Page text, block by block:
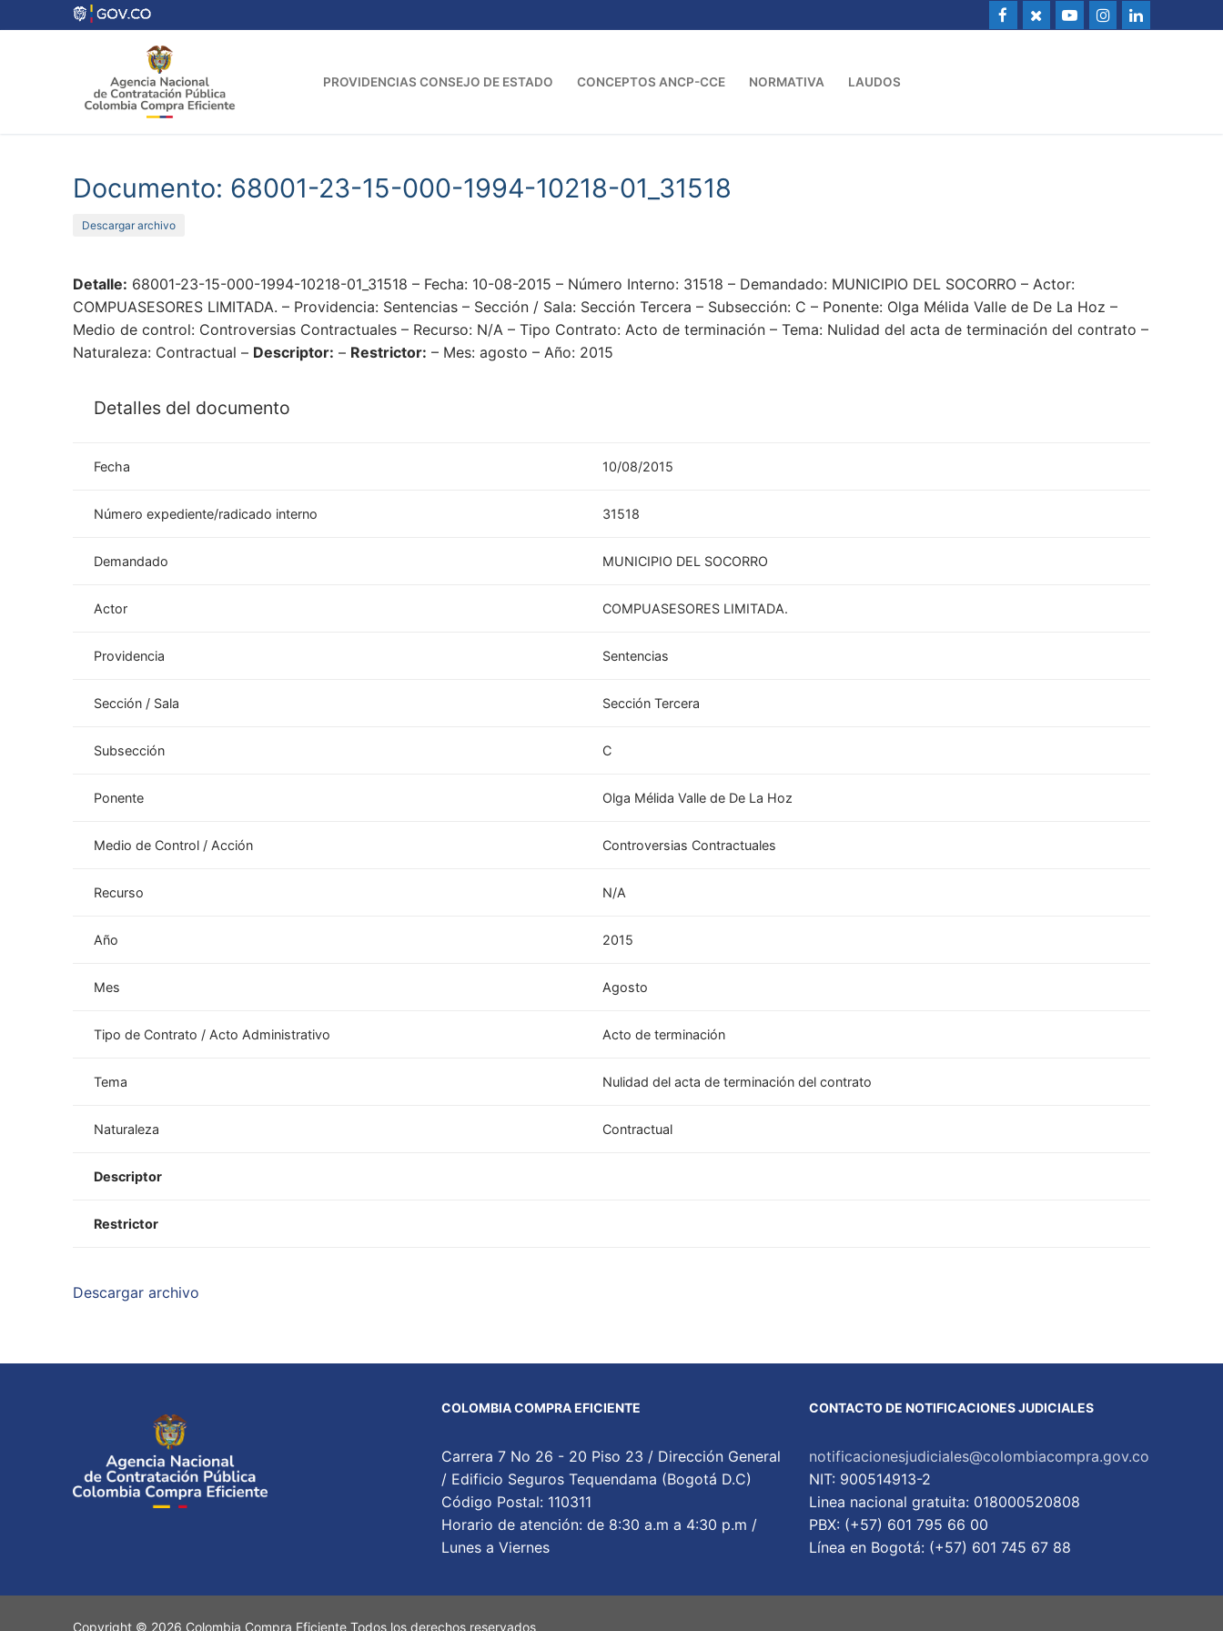
al
PROVIDENCIAS CONSEJO DE ESTADO CONCEPTOS ANCP-CCE NORMATIVA LAUDOS
Documento: 68001-23-15-000-1994-10218-01_31518
Descargar archivo
Detalle: 68001-23-15-000-1994-10218-01_31518 – Fecha: 10-08-2015 – Número Interno: 31518 – Demandado: MUNICIPIO DEL SOCORRO – Actor:
COMPUASESORES LIMITADA. – Providencia: Sentencias – Sección / Sala: Sección Tercera – Subsección: C – Ponente: Olga Mélida Valle de De La Hoz –
Medio de control: Controversias Contractuales – Recurso: N/A – Tipo Contrato: Acto de terminación – Tema: Nulidad del acta de terminación del contrato –
Naturaleza: Contractual – Descriptor: – Restrictor: – Mes: agosto – Año: 2015
Detalles del documento
Fecha 10/08/2015
Número expediente/radicado interno 31518
Demandado MUNICIPIO DEL SOCORRO
Actor COMPUASESORES LIMITADA.
Providencia Sentencias
Sección / Sala Sección Tercera
Subsección C
Ponente Olga Mélida Valle de De La Hoz
Medio de Control / Acción Controversias Contractuales
Recurso N/A
Año 2015
Mes Agosto
Tipo de Contrato / Acto Administrativo Acto de terminación
Tema Nulidad del acta de terminación del contrato
Naturaleza Contractual
Descriptor
Restrictor
Descargar archivo
COLOMBIA COMPRA EFICIENTE
Carrera 7 No 26 - 20 Piso 23 / Dirección General
/ Edificio Seguros Tequendama (Bogotá D.C)
Código Postal: 110311
Horario de atención: de 8:30 a.m a 4:30 p.m /
Lunes a Viernes
CONTACTO DE NOTIFICACIONES JUDICIALES
notificacionesjudiciales@colombiacompra.gov.co
NIT: 900514913-2
Linea nacional gratuita: 018000520808
PBX: (+57) 601 795 66 00
Lí­nea en Bogotá: (+57) 601 745 67 88
Copyright © 2026 Colombia Compra Eficiente Todos los derechos reservados